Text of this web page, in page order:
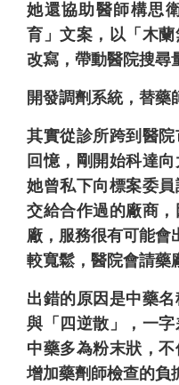
她還協助醫師構思
育」文案，以「木
改寫，帶動醫院搜尋
開發調劑系統，替藥
其實從診所跨到醫
回憶，剛開始科達向
她曾私下向標案委
交給合作過的廠商
廠，服務很有可能會
較寬鬆，醫院會請藥
出錯的原因是中藥名
與「四逆散」，一
中藥多為粉末狀，不
增加藥劑師檢查的負